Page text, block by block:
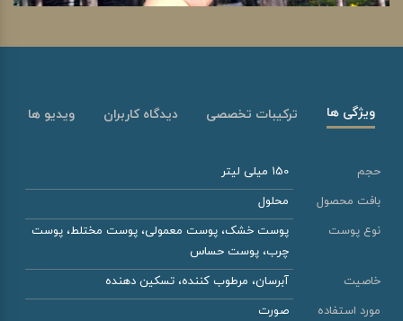
ویژگی ها ترکیبات تخصصی دیدگاه کاربران ویدیو ها
حجم
150 میلی لیتر
بافت محصول
محلول
نوع پوست
پوست خشک، پوست معمولی، پوست مختلط، پوست
چرب، پوست حساس
خاصیت
آبرسان، مرطوب کننده، تسکین دهنده
مورد استفاده
صورت